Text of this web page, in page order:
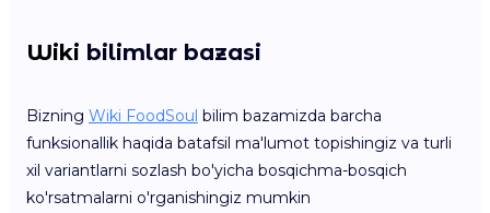
Wiki bilimlar bazasi
Bizning Wiki FoodSoul bilim bazamizda barcha
funksionallik haqida batafsil ma'lumot topishingiz va turli
xil variantlarni sozlash bo'yicha bosqichma-bosqich
ko'rsatmalarni o'rganishingiz mumkin